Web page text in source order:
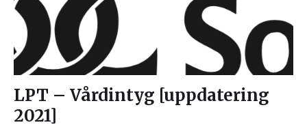
LPT – Vårdintyg [uppdatering
2021]